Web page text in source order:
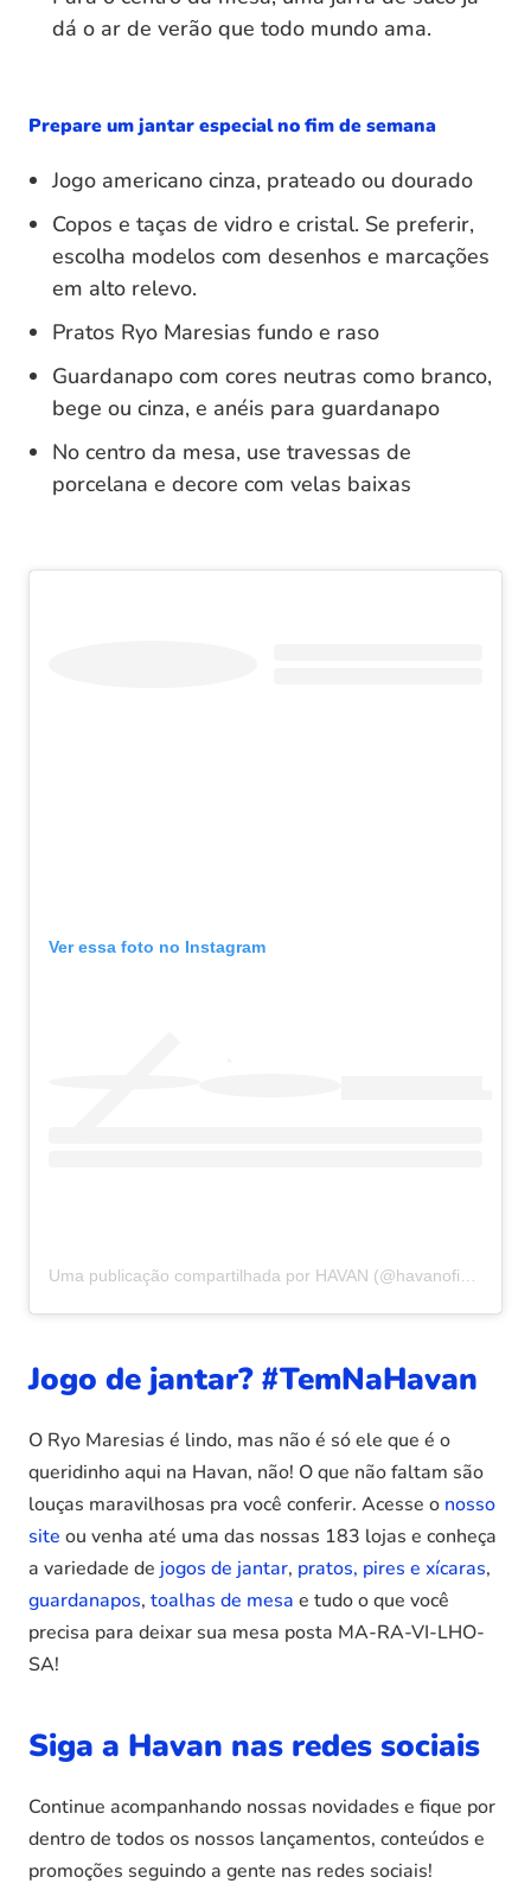
dá o ar de verão que todo mundo ama.
Prepare um jantar especial no fim de semana
Jogo americano cinza, prateado ou dourado
Copos e taças de vidro e cristal. Se preferir,
escolha modelos com desenhos e marcações
em alto relevo.
Pratos Ryo Maresias fundo e raso
Guardanapo com cores neutras como branco,
bege ou cinza, e anéis para guardanapo
No centro da mesa, use travessas de
porcelana e decore com velas baixas
Ver essa foto no Instagram
Jogo de jantar? #TemNaHavan
O Ryo Maresias é lindo, mas não é só ele que é o
queridinho aqui na Havan, não! O que não faltam são
louças maravilhosas pra você conferir. Acesse o nosso
site ou venha até uma das nossas 183 lojas e conheça
a variedade de jogos de jantar, pratos, pires e xícaras,
guardanapos, toalhas de mesa e tudo o que você
precisa para deixar sua mesa posta MA-RA-VI-LHO-
SA!
Siga a Havan nas redes sociais
Continue acompanhando nossas novidades e fique por
dentro de todos os nossos lançamentos, conteúdos e
promoções seguindo a gente nas redes sociais!